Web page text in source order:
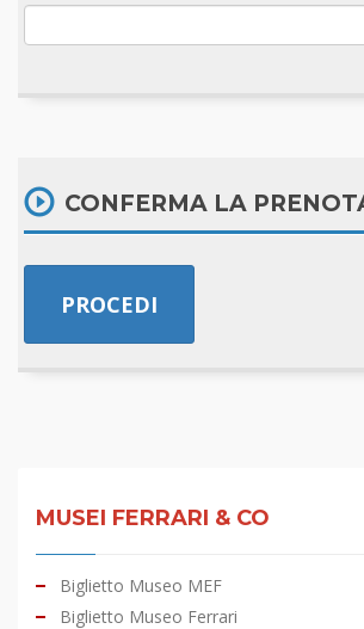
CONFERMA LA
MUSEI FERRARI & CO
Biglietto Museo MEF
Biglietto Museo Ferrari